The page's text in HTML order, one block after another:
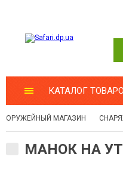
КАТАЛОГ
ОРУЖЕЙНЫЙ МАГАЗИН
МАНОК НА